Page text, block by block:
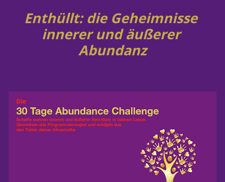
Enthüllt: die Geheimnisse
innerer und äußerer
Abundanz